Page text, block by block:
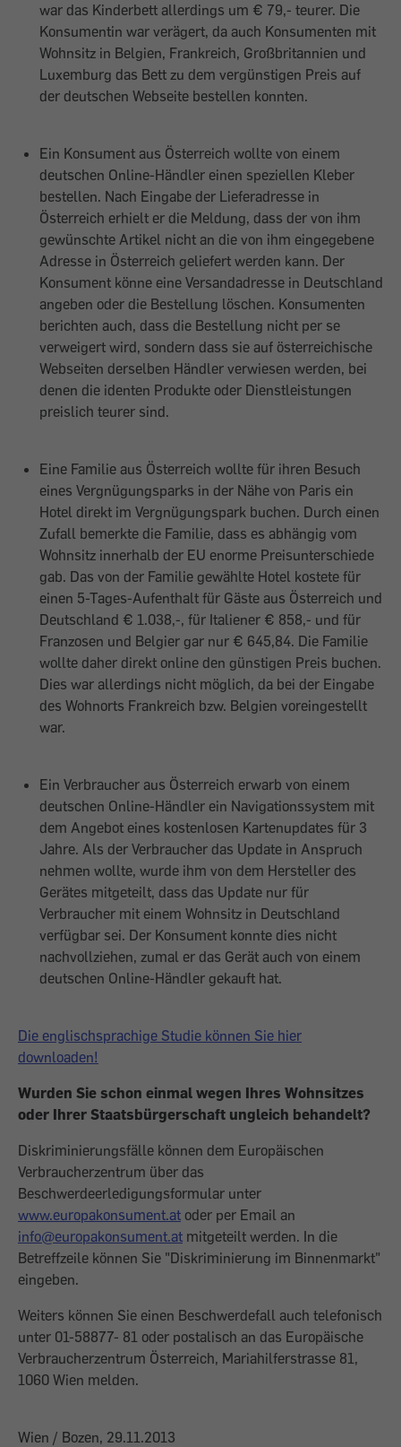
war das Kinderbett allerdings um € 79,- teurer. Die
Konsumentin war verägert, da auch Konsumenten mit
Wohnsitz in Belgien, Frankreich, Großbritannien und
Luxemburg das Bett zu dem vergünstigen Preis auf
der deutschen Webseite bestellen konnten.
Ein Konsument aus Österreich wollte von einem
deutschen Online-Händler einen speziellen Kleber
bestellen. Nach Eingabe der Lieferadresse in
Österreich erhielt er die Meldung, dass der von ihm
gewünschte Artikel nicht an die von ihm eingegebene
Adresse in Österreich geliefert werden kann. Der
Konsument könne eine Versandadresse in Deutschland
angeben oder die Bestellung löschen. Konsumenten
berichten auch, dass die Bestellung nicht per se
verweigert wird, sondern dass sie auf österreichische
Webseiten derselben Händler verwiesen werden, bei
denen die identen Produkte oder Dienstleistungen
preislich teurer sind.
Eine Familie aus Österreich wollte für ihren Besuch
eines Vergnügungsparks in der Nähe von Paris ein
Hotel direkt im Vergnügungspark buchen. Durch einen
Zufall bemerkte die Familie, dass es abhängig vom
Wohnsitz innerhalb der EU enorme Preisunterschiede
gab. Das von der Familie gewählte Hotel kostete für
einen 5-Tages-Aufenthalt für Gäste aus Österreich und
Deutschland € 1.038,-, für Italiener € 858,- und für
Franzosen und Belgier gar nur € 645,84. Die Familie
wollte daher direkt online den günstigen Preis buchen.
Dies war allerdings nicht möglich, da bei der Eingabe
des Wohnorts Frankreich bzw. Belgien voreingestellt
war.
Ein Verbraucher aus Österreich erwarb von einem
deutschen Online-Händler ein Navigationssystem mit
dem Angebot eines kostenlosen Kartenupdates für 3
Jahre. Als der Verbraucher das Update in Anspruch
nehmen wollte, wurde ihm von dem Hersteller des
Gerätes mitgeteilt, dass das Update nur für
Verbraucher mit einem Wohnsitz in Deutschland
verfügbar sei. Der Konsument konnte dies nicht
nachvollziehen, zumal er das Gerät auch von einem
deutschen Online-Händler gekauft hat.
Die englischsprachige Studie können Sie hier
downloaden!
Wurden Sie schon einmal wegen Ihres Wohnsitzes
oder Ihrer Staatsbürgerschaft ungleich behandelt?
Diskriminierungsfälle können dem Europäischen
Verbraucherzentrum über das
Beschwerdeerledigungsformular unter
www.europakonsument.at oder per Email an
info@europakonsument.at mitgeteilt werden. In die
Betreffzeile können Sie "Diskriminierung im Binnenmarkt"
eingeben.
Weiters können Sie einen Beschwerdefall auch telefonisch
unter 01-58877- 81 oder postalisch an das Europäische
Verbraucherzentrum Österreich, Mariahilferstrasse 81,
1060 Wien melden.
Wien / Bozen, 29.11.2013